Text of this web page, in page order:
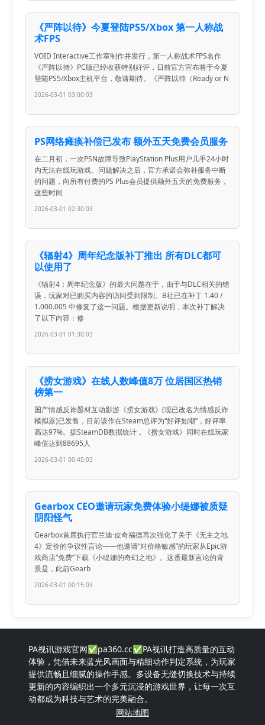
《严阵以待》今夏登陆PS5/Xbox 第一人称战
术FPS
VOID Interactive工作室制作并发行，第一人称战术FPS名作
《严阵以待》PC版已经收获特别好评，日前官方宣布将于今夏
登陆PS5/Xbox主机平台，敬请期待。《严阵以待（Ready or N
2026-03-01 03:00:03
PS网络瘫痪补偿已发布 额外五天免费会员服务
在二月初，一次PSN故障导致PlayStation Plus用户几乎24小时
内无法在线玩游戏。问题解决之后，官方承诺会弥补服务中断
的问题，向所有付费的PS Plus会员提供额外五天的免费服务，
这些时间
2026-03-01 02:30:03
《辐射4》周年纪念版补丁推出 所有DLC都可
以使用了
《辐射4：周年纪念版》的最大问题在于，由于与DLC相关的错
误，玩家对已购买内容的访问受到限制。B社已在补丁 1.40 /
1.000.005 中修复了这一问题。根据更新说明，本次补丁解决
了以下内容：修
2026-03-01 01:30:03
《捞女游戏》在线人数峰值8万 位居国区热销
榜第一
国产情感反诈题材互动影游《捞女游戏》(现已改名为情感反诈
模拟器)已发售，目前该作在Steam总评为“好评如潮”，好评率
高达97%。据SteamDB数据统计，《捞女游戏》同时在线玩家
峰值达到88695人
2026-03-01 00:45:03
Gearbox CEO邀请玩家免费体验小缇娜被质疑
阴阳怪气
Gearbox首席执行官兰迪·皮奇福德再次强化了关于《无主之地
4》定价的争议性言论——他邀请“对价格敏感”的玩家从Epic游
戏商店“免费”下载《小缇娜的奇幻之地》。这番最新言论的背
景是，此前Gearb
2026-03-01 00:15:03
PA视讯游戏官网✅pa360.cc✅PA视讯打造高质量的互动
体验，凭借未来蓝光风画面与精细动作判定系统，为玩家
提供流畅且细腻的操作手感。多设备无缝切换技术与持续
更新的内容编织出一个多元沉浸的游戏世界，让每一次互
动都成为科技与艺术的完美融合。
网站地图